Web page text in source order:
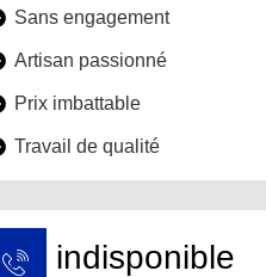
Sans engagement
Artisan passionné
Prix imbattable
Travail de qualité
indisponible